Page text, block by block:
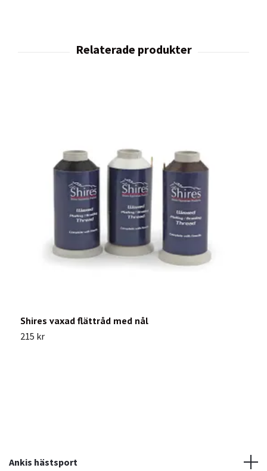
Shires vaxad flättråd med nål
215 kr
Ankis hästsport